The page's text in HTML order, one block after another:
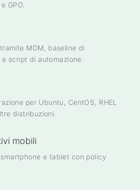
GPO.
MDM, baseline di
e script di automazione.
per Ubuntu, CentOS, RHEL
distribuzioni.
mobili
e tablet con policy